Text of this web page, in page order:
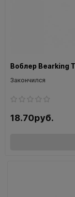
Воблер Bearking
Закончился
18.70руб.